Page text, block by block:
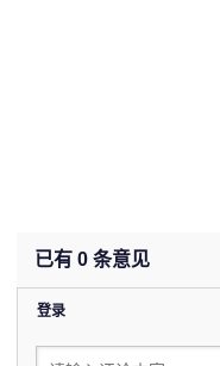
已有 0 条意见
登录